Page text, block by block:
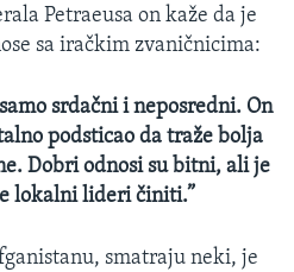
Petraeusa on kaže da je
sa iračkim zvaničnicima:
srdačni i neposredni. On
podsticao da traže bolja
Dobri odnosi su bitni, ali je
lokalni lideri činiti.”
smatraju neki, je